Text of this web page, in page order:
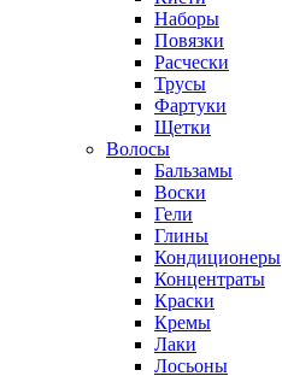
Наборы
Повязки
Расчески
Трусы
Фартуки
Щетки
Волосы
Бальзамы
Воски
Гели
Глины
Кондиционеры
Концентраты
Краски
Кремы
Лаки
Лосьоны